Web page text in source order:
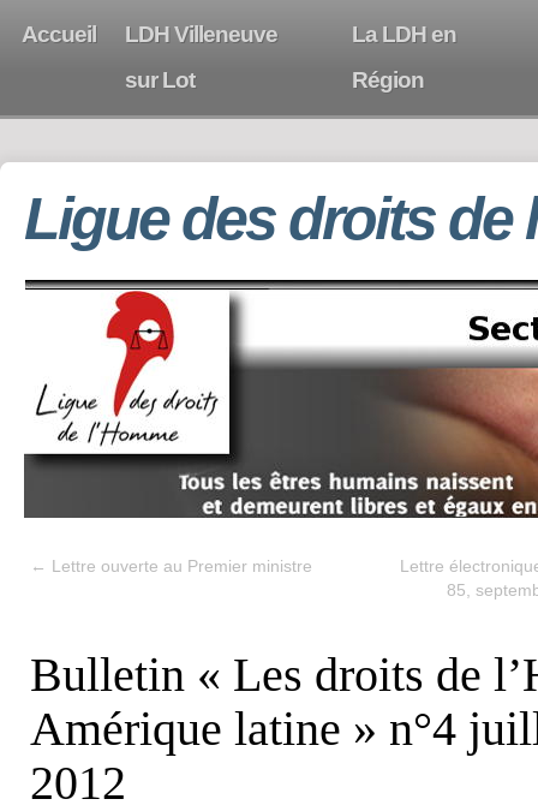
Accueil
LDH Villeneuve
sur Lot
La LDH en
Région
Ligue des droits de
← Lettre ouverte au Premier ministre
Lettre
85,
Bulletin « Les droits de
Amérique latine » n°4
2012